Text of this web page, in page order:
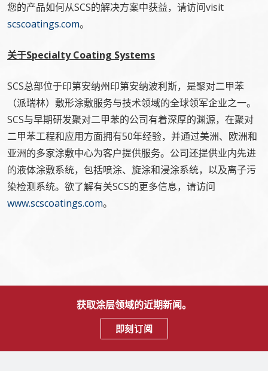
您的产品如何从SCS的解决方案中获益，请访问visit
scscoatings.com。
关于Specialty Coating Systems
SCS总部位于印第安纳州印第安纳波利斯，是聚对二甲苯
（派瑞林）敷形涂敷服务与技术领域的全球领军企业之一。
SCS与早期研发聚对二甲苯的公司有着深厚的渊源，在聚对
二甲苯工程和应用方面拥有50年经验，并通过美洲、欧洲和
亚洲的多家涂敷中心为客户提供服务。公司还提供业内先进
的液体涂敷系统，包括喷涂、旋涂和浸涂系统，以及离子污
染检测系统。欲了解有关SCS的更多信息，请访问
www.scscoatings.com。
获取涂层领域的近期新闻。
即刻订阅